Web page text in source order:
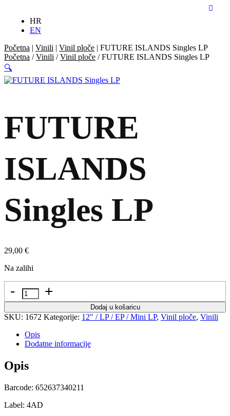
HR
EN
Početna | Vinili | Vinil ploče | FUTURE ISLANDS Singles LP
Početna /Vinili /Vinil ploče / FUTURE ISLANDS Singles LP
🔍
FUTURE
ISLANDS
Singles LP
29,00 €
Na zalihi
Dodaj u košaricu
SKU: 1672 Kategorije: 12″ / LP / EP / Mini LP, Vinil ploče, Vinili
Opis
Dodatne informacije
Opis
Barcode: 652637340211
Label: 4AD